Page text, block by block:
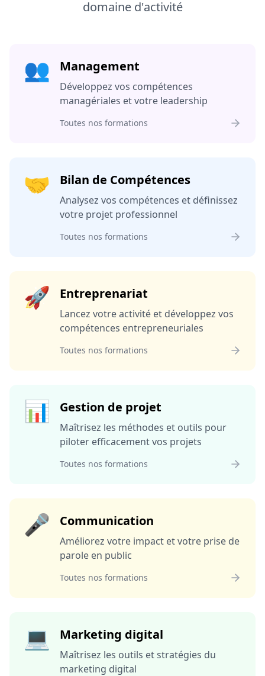
domaine d'activité
👥 Management
Développez vos compétences
managériales et votre leadership
Toutes nos formations
🤝 Bilan de Compétences
Analysez vos compétences et définissez
votre projet professionnel
Toutes nos formations
🚀 Entreprenariat
Lancez votre activité et développez vos
compétences entrepreneuriales
Toutes nos formations
📊 Gestion de projet
Maîtrisez les méthodes et outils pour
piloter efficacement vos projets
Toutes nos formations
🎤 Communication
Améliorez votre impact et votre prise de
parole en public
Toutes nos formations
💻 Marketing digital
Maîtrisez les outils et stratégies du
marketing digital